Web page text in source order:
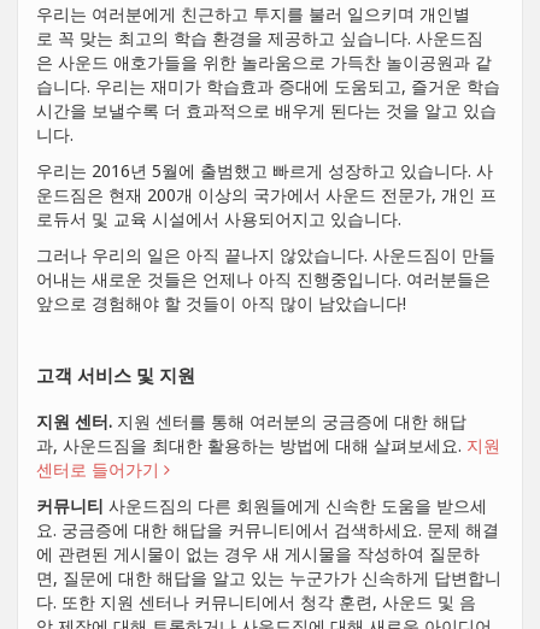
우리는 여러분에게 친근하고 투지를 불러 일으키며 개인별
로 꼭 맞는 최고의 학습 환경을 제공하고 싶습니다. 사운드짐
은 사운드 애호가들을 위한 놀라움으로 가득찬 놀이공원과 같
습니다. 우리는 재미가 학습효과 증대에 도움되고, 즐거운 학습
시간을 보낼수록 더 효과적으로 배우게 된다는 것을 알고 있습
니다.
우리는 2016년 5월에 출범했고 빠르게 성장하고 있습니다. 사
운드짐은 현재 200개 이상의 국가에서 사운드 전문가, 개인 프
로듀서 및 교육 시설에서 사용되어지고 있습니다.
그러나 우리의 일은 아직 끝나지 않았습니다. 사운드짐이 만들
어내는 새로운 것들은 언제나 아직 진행중입니다. 여러분들은
앞으로 경험해야 할 것들이 아직 많이 남았습니다!
고객 서비스 및 지원
지원 센터. 지원 센터를 통해 여러분의 궁금증에 대한 해답
과, 사운드짐을 최대한 활용하는 방법에 대해 살펴보세요. 지원
센터로 들어가기
커뮤니티 사운드짐의 다른 회원들에게 신속한 도움을 받으세
요. 궁금증에 대한 해답을 커뮤니티에서 검색하세요. 문제 해결
에 관련된 게시물이 없는 경우 새 게시물을 작성하여 질문하
면, 질문에 대한 해답을 알고 있는 누군가가 신속하게 답변합니
다. 또한 지원 센터나 커뮤니티에서 청각 훈련, 사운드 및 음